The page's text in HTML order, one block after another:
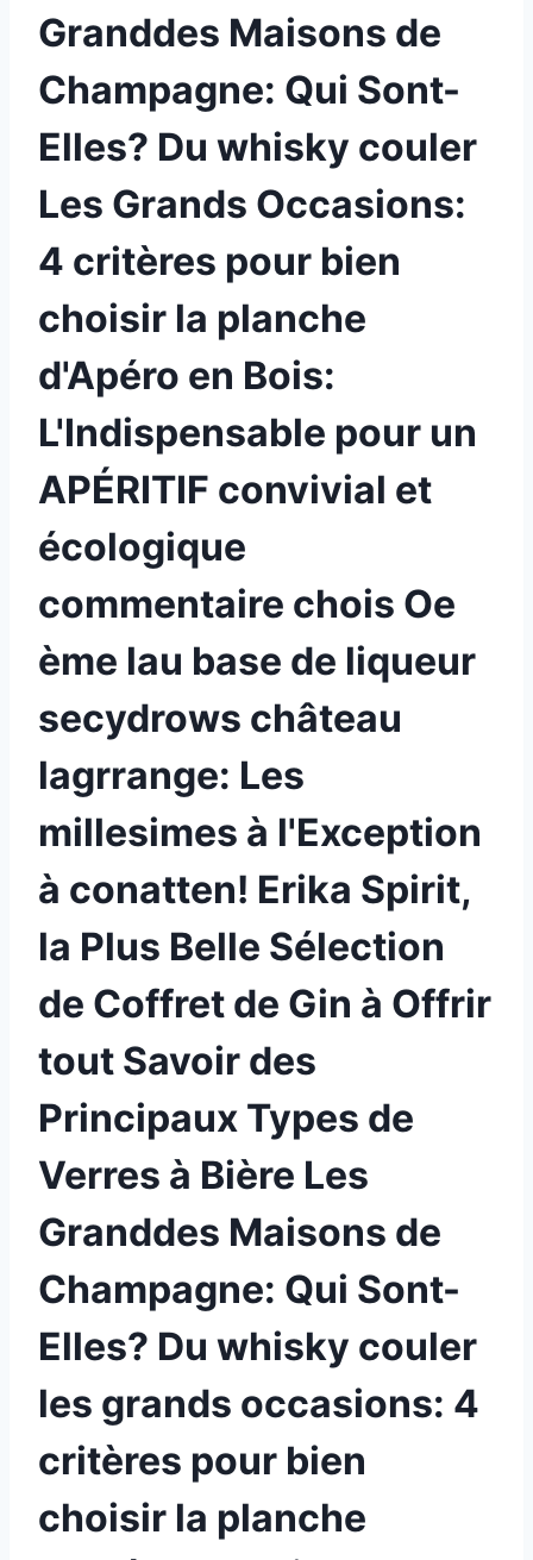
Granddes Maisons de
Champagne: Qui Sont-
Elles? Du whisky couler
Les Grands Occasions:
4 critères pour bien
choisir la planche
d'Apéro en Bois:
L'Indispensable pour un
APÉRITIF convivial et
écologique
commentaire chois Oe
ème lau base de liqueur
secydrows château
lagrrange: Les
millesimes à l'Exception
à conatten! Erika Spirit,
la Plus Belle Sélection
de Coffret de Gin à Offrir
tout Savoir des
Principaux Types de
Verres à Bière Les
Granddes Maisons de
Champagne: Qui Sont-
Elles? Du whisky couler
les grands occasions: 4
critères pour bien
choisir la planche